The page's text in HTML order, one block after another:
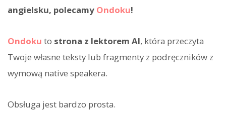
angielsku, polecamy Ondoku!
Ondoku to strona z lektorem AI, która przeczyta
Twoje własne teksty lub fragmenty z podręczników z
wymową native speakera.
Obsługa jest bardzo prosta.